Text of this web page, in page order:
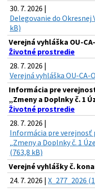
30. 7. 2026 |
Delegovanie do Okresnej
kB)
Verejná vyhláška OU-
Životné prostredie
28. 7. 2026 |
Verejná vyhláška OU-CA-
Informácia pre
„Zmeny a Doplnky č. 1
Životné prostredie
28. 7. 2026 |
Informácia pre verejnosť
„Zmeny a Doplnky č. 1
(763,8 kB)
Verejné vyhlášky č.
24. 7. 2026 | X_277_2026